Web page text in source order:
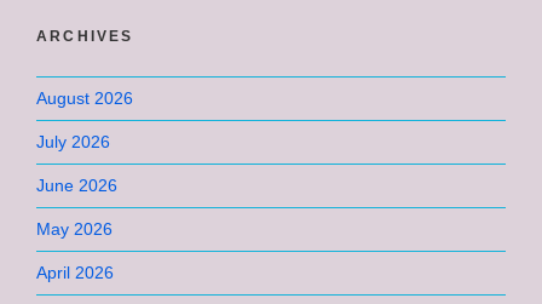
ARCHIVES
August 2026
July 2026
June 2026
May 2026
April 2026